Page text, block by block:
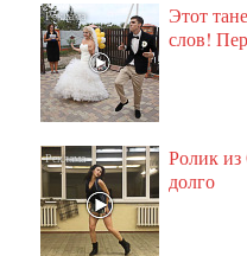
Этот
слов!
Ролик из
долго